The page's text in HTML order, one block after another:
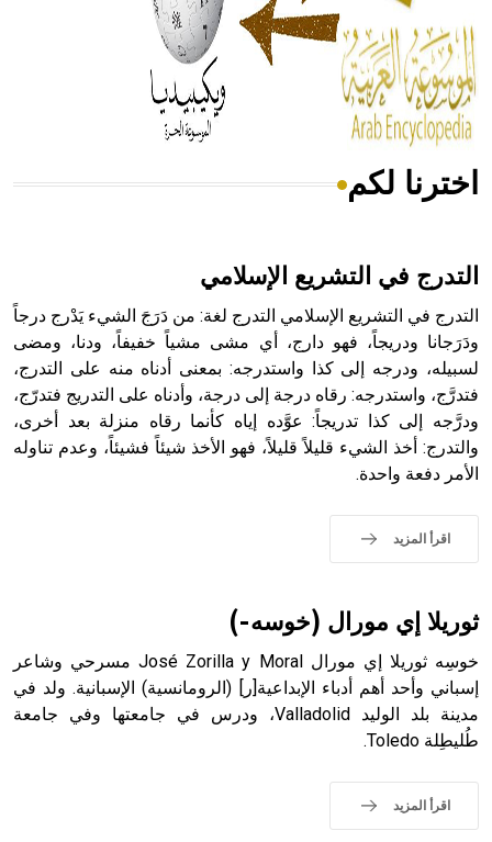
- هل تعلم أن المرجان إفراز حيواني يتكون في البحر ويتركب
من مادة كربونات الكلسيوم، وهو أحمر أو شديد الحمرة وهو
أجود أنواعه، ويمتاز بكبر الحجم ويسمى الش
هل تعلم أن الأبسيد كلمة فرنسية اللفظ تم اعتمادها مصطلحاً
- هل تعلم أن أبجر Abgar اسم معروف جيداً يعود إلى عدد من
الملوك الذين حكموا مدينة إديسا (الرها) من أبجر الأول وحتى
التاسع، وهم ينتسبون إلى أسرة أوسروين
اخترنا لكم
التدرج في التشريع الإسلامي
التدرج في التشريع الإسلامي التدرج لغة: من دَرَجَ الشيء يَدْرج درجاً
ودَرَجانا ودريجاً، فهو دارج، أي مشى مشياً خفيفاً، ودنا، ومضى
لسبيله، ودرجه إلى كذا واستدرجه: بمعنى أدناه منه على التدرج،
فتدرَّج، واستدرجه: رقاه درجة إلى درجة، وأدناه على التدريج فتدرّج،
ودرَّجه إلى كذا تدريجاً: عوَّده إياه كأنما رقاه منزلة بعد أخرى،
والتدرج: أخذ الشيء قليلاً قليلاً، فهو الأخذ شيئاً فشيئاً، وعدم تناوله
الأمر دفعة واحدة.
اقرأ المزيد
ثوريلا إي مورال (خوسه-)
خوسِه ثوريلا إي مورال José Zorilla y Moral مسرحي وشاعر
إسباني وأحد أهم أدباء الإبداعية[ر] (الرومانسية) الإسبانية. ولد في
مدينة بلد الوليد Valladolid، ودرس في جامعتها وفي جامعة
طُليطِلة Toledo.
اقرأ المزيد